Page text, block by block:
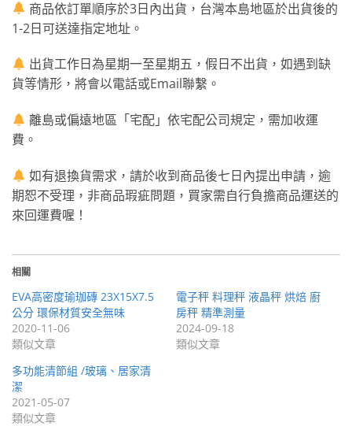
商品依訂單順序於3日內出貨，台灣本島地區於出貨後的
1-2日可送達指定地址。
出貨工作日為星期一至星期五，假日不出貨，如遇到缺
貨等情形，將會以電話或Email聯繫。
離島或偏遠地區「宅配」依宅配公司規定，需加收運
費。
如有退換貨需求，請於收到商品後七日內提出申請，逾
期恕不受理，非商品瑕疵問題，買家需自行負擔商品運送的
來回運費喔！
相關
EVA高密度瑜珈磚 23X15X7.5
公分 環保材質安全無味
2020-11-06
類似文章
電子秤 料理秤 液晶秤 烘焙 廚
房秤 精準測量
2024-09-18
類似文章
多功能清節組 /玻璃、居家清
潔
2021-05-07
類似文章